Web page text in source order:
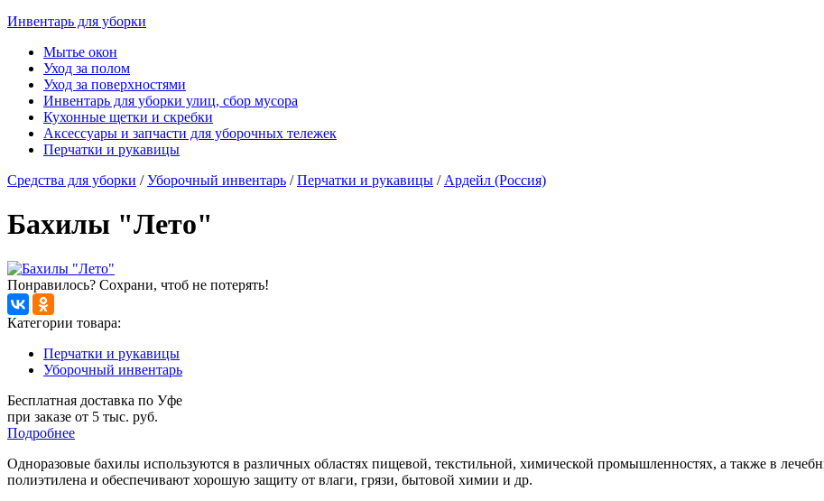
Инвентарь для уборки
Мытье окон
Уход за полом
Уход за поверхностями
Инвентарь для уборки улиц, сбор мусора
Кухонные щетки и скребки
Аксессуары и запчасти для уборочных тележек
Перчатки и рукавицы
Средства для уборки /Уборочный инвентарь /Перчатки и рукавицы / Ардейл (Россия)
Бахилы "Лето"
Понравилось? Сохрани, чтоб не потерять!
Категории товара:
Перчатки и рукавицы
Уборочный инвентарь
Бесплатная доставка по Уфе
при заказе от 5 тыс. руб.
Подробнее
Одноразовые бахилы используются в различных областях пищевой, текстильной, химической промышленностях, а также в
полиэтилена и обеспечивают хорошую защиту от влаги, грязи, бытовой химии и др.